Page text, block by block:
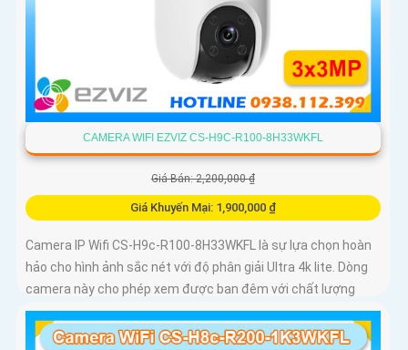
CAMERA WIFI EZVIZ CS-H9C-R100-8H33WKFL
Giá Bán: 2,200,000 ₫
Giá Khuyến Mại: 1,900,000 ₫
Camera IP Wifi CS-H9c-R100-8H33WKFL là sự lựa chọn hoàn
hảo cho hình ảnh sắc nét với độ phân giải Ultra 4k lite. Dòng
camera này cho phép xem được ban đêm với chất lượng
màu sắc như ban ngày, đến 30m